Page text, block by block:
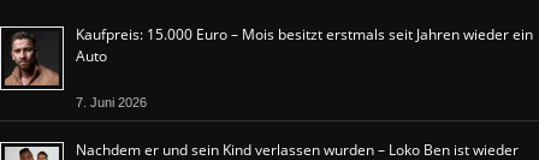
Kaufpreis: 15.000 Euro – Mois besitzt erstmals seit Jahren wieder ein
Auto
7. Juni 2026
Nachdem er und sein Kind verlassen wurden – Loko Ben ist wieder